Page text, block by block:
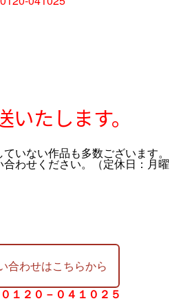
たします。
いない作品も多数ございます。
わせください。（定休日：月曜
合わせはこちらから
１２０－０４１０２５